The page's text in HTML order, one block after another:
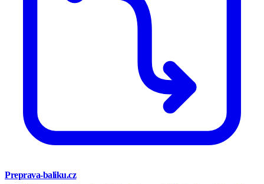
Preprava-baliku.cz